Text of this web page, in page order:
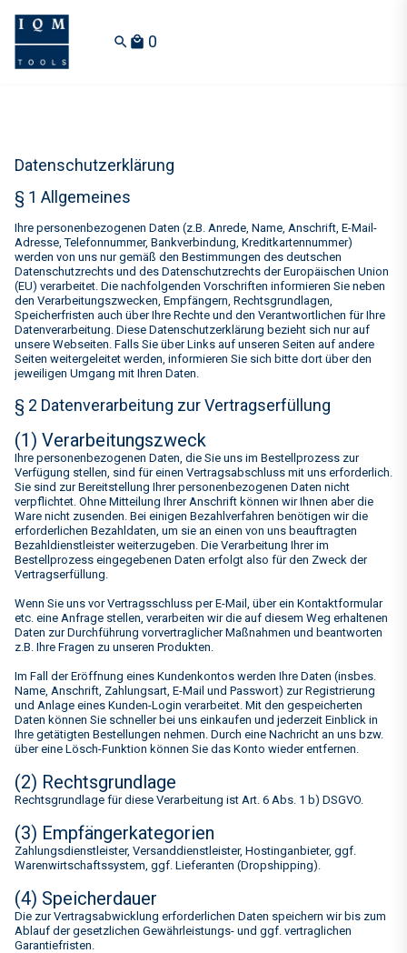
search local_mall 0
Datenschutzerklärung
§ 1 Allgemeines
Ihre personenbezogenen Daten (z.B. Anrede, Name, Anschrift, E-Mail-
Adresse, Telefonnummer, Bankverbindung, Kreditkartennummer)
werden von uns nur gemäß den Bestimmungen des deutschen
Datenschutzrechts und des Datenschutzrechts der Europäischen Union
(EU) verarbeitet. Die nachfolgenden Vorschriften informieren Sie neben
den Verarbeitungszwecken, Empfängern, Rechtsgrundlagen,
Speicherfristen auch über Ihre Rechte und den Verantwortlichen für Ihre
Datenverarbeitung. Diese Datenschutzerklärung bezieht sich nur auf
unsere Webseiten. Falls Sie über Links auf unseren Seiten auf andere
Seiten weitergeleitet werden, informieren Sie sich bitte dort über den
jeweiligen Umgang mit Ihren Daten.
§ 2 Datenverarbeitung zur Vertragserfüllung
(1) Verarbeitungszweck
Ihre personenbezogenen Daten, die Sie uns im Bestellprozess zur
Verfügung stellen, sind für einen Vertragsabschluss mit uns erforderlich.
Sie sind zur Bereitstellung Ihrer personenbezogenen Daten nicht
verpflichtet. Ohne Mitteilung Ihrer Anschrift können wir Ihnen aber die
Ware nicht zusenden. Bei einigen Bezahlverfahren benötigen wir die
erforderlichen Bezahldaten, um sie an einen von uns beauftragten
Bezahldienstleister weiterzugeben. Die Verarbeitung Ihrer im
Bestellprozess eingegebenen Daten erfolgt also für den Zweck der
Vertragserfüllung.
Wenn Sie uns vor Vertragsschluss per E-Mail, über ein Kontaktformular
etc. eine Anfrage stellen, verarbeiten wir die auf diesem Weg erhaltenen
Daten zur Durchführung vorvertraglicher Maßnahmen und beantworten
z.B. Ihre Fragen zu unseren Produkten.
Im Fall der Eröffnung eines Kundenkontos werden Ihre Daten (insbes.
Name, Anschrift, Zahlungsart, E-Mail und Passwort) zur Registrierung
und Anlage eines Kunden-Login verarbeitet. Mit den gespeicherten
Daten können Sie schneller bei uns einkaufen und jederzeit Einblick in
Ihre getätigten Bestellungen nehmen. Durch eine Nachricht an uns bzw.
über eine Lösch-Funktion können Sie das Konto wieder entfernen.
(2) Rechtsgrundlage
Rechtsgrundlage für diese Verarbeitung ist Art. 6 Abs. 1 b) DSGVO.
(3) Empfängerkategorien
Zahlungsdienstleister, Versanddienstleister, Hostinganbieter, ggf.
Warenwirtschaftssystem, ggf. Lieferanten (Dropshipping).
(4) Speicherdauer
Die zur Vertragsabwicklung erforderlichen Daten speichern wir bis zum
Ablauf der gesetzlichen Gewährleistungs- und ggf. vertraglichen
Garantiefristen.